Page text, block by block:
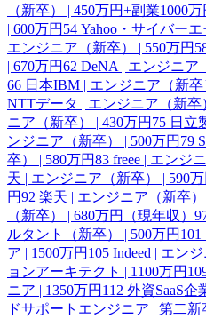
（新卒） | 450万円+副業1000万
| 600万円 54 Yahoo・サイバー
エンジニア（新卒） | 550万円
| 670万円62 DeNA | エンジニア
66 日本IBM | エンジニア（新卒
NTTデータ | エンジニア（新卒
ニア（新卒） | 430万円 75 日立
ンジニア（新卒） | 500万円 79
卒） | 580万円83 freee | エンジ
天 | エンジニア（新卒） | 590万
円92 楽天 | エンジニア（新卒）
（新卒） | 680万円（現年収）
ルタント（新卒） | 500万円 101
ア | 1500万円 105 Indeed | エン
ョンアーキテクト | 1100万円
ニア | 1350万円 112 外資SaaS企
ドサポートエンジニア | 第二新